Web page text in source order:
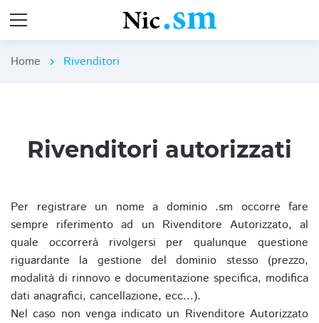
Home chevron_right Rivenditori
Rivenditori autorizzati
Per registrare un nome a dominio .sm occorre fare
sempre riferimento ad un Rivenditore Autorizzato, al
quale occorrerà rivolgersi per qualunque questione
riguardante la gestione del dominio stesso (prezzo,
modalità di rinnovo e documentazione specifica, modifica
dati anagrafici, cancellazione, ecc...).
Nel caso non venga indicato un Rivenditore Autorizzato